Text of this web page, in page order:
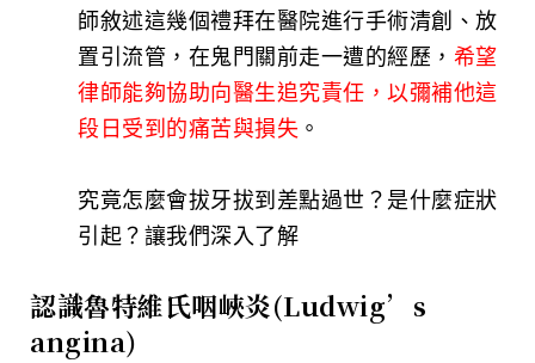
師敘述這幾個禮拜在醫院進行手術清創、放
置引流管，在鬼門關前走一遭的經歷， 希望
律師能夠協助向醫生追究責任，以彌補他這
段日受到的痛苦與損失 。
究竟怎麼會拔牙拔到差點過世？是什麼症狀
引起？讓我們深入了解
認識魯特維氏咽峽炎(Ludwig’s
angina)